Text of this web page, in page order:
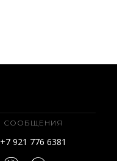
СООБЩЕНИЯ
+7 921 776 6381